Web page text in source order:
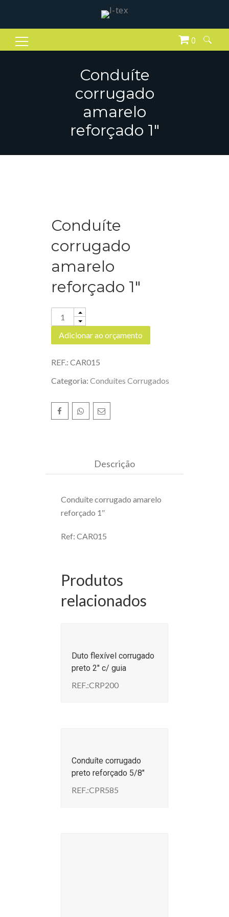
0
Pesquisar
Conduíte
corrugado
amarelo
reforçado 1″
Conduíte
corrugado
amarelo
reforçado 1″
Quantity
Adicionar ao orçamento
REF.: CAR015
Categoria: Conduítes Corrugados
Descrição
Conduíte corrugado amarelo
reforçado 1″
Ref: CAR015
Produtos
relacionados
Duto flexível corrugado
preto 2″ c/ guia
REF.:CRP200
Conduíte corrugado
preto reforçado 5/8″
REF.:CPR585